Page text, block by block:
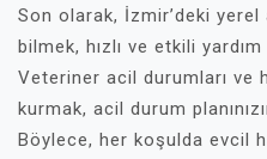
Son olarak, İzmir’deki
bilmek, hızlı ve etkili
Veteriner acil durumları ve
kurmak, acil durum
Böylece, her koşulda evcil